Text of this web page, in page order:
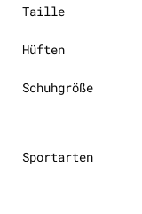
Taille
Hüften
Schuhgröße
Sportarten